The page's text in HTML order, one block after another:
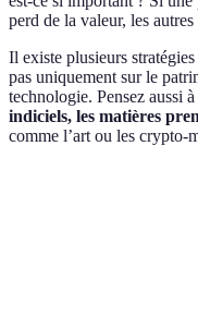
perd de la valeur, les
Il existe plusieurs
pas uniquement sur le
technologie. Pensez aussi
indiciels, les matières
comme l’art ou les crypto-